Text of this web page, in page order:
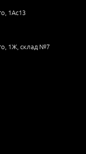
1Аc13
1Ж, склад №7